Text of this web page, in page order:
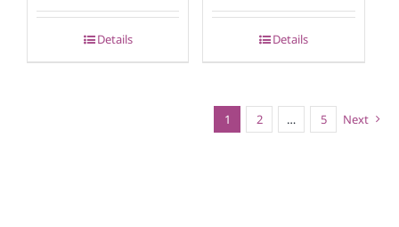
Details Details
1 2 … 5 Next